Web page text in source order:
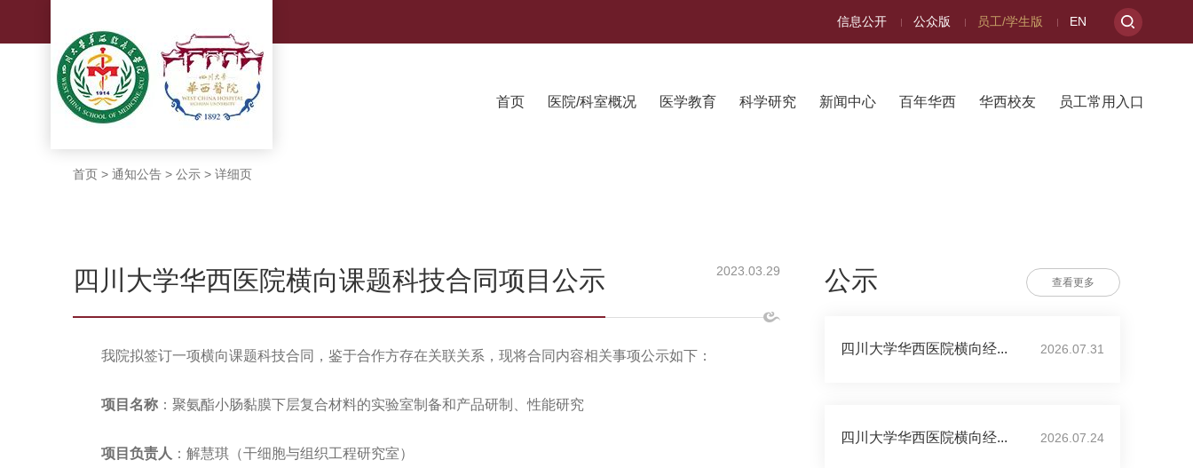
信息公开 公众版 员工/学生版 EN
首页 医院/科室概况 医学教育 科学研究 新闻中心 百年华西 华西校友 员工常用入口
首页 > 通知公告 > 公示 > 详细页
四川大学华西医院横向课题科技合同项目公示 2023.03.29
我院拟签订一项横向课题科技合同，鉴于合作方存在关联关系，现将合同内容相关事项公示如下：
项目名称 ：聚氨酯小肠黏膜下层复合材料的实验室制备和产品研制、性能研究
项目负责人 ：解慧琪（干细胞与组织工程研究室）
公示 查看更多
四川大学华西医院横向经... 2026.07.31
四川大学华西医院横向经... 2026.07.24